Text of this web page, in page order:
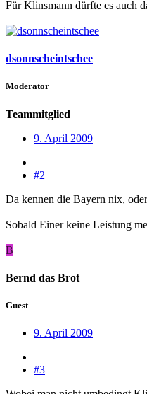
Für Klinsmann dürfte es auch
dsonnscheintschee
Moderator
Teammitglied
9. April 2009
#2
Da kennen die Bayern nix,
Sobald Einer keine Leistung
B
Bernd das Brot
Guest
9. April 2009
#3